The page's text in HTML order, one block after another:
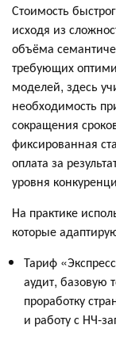
Стоимость
исходя из
объёма
требующих
моделей, здесь
необходимость
сокращения
фиксированная
оплата за
уровня
На практике
которые
Тариф
аудит, базовую
проработку
и работу с НЧ-